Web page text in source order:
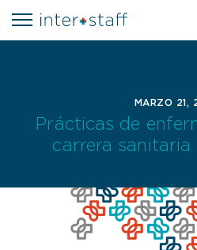
MARZO 21,
Prácticas de
carrera